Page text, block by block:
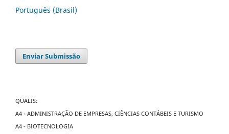
Português (Brasil)
Enviar Submissão
QUALIS:
A4 - ADMINISTRAÇÃO DE EMPRESAS, CIÊNCIAS CONTÁBEIS E TURISMO
A4 - BIOTECNOLOGIA